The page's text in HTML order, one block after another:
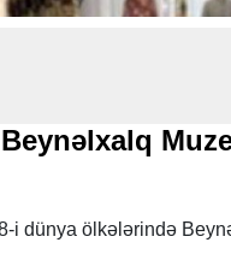
i dünya ölkələrində